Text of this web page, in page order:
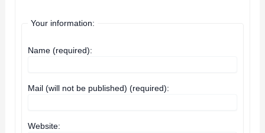
Your information:
Name (required):
Mail (will not be published) (required):
Website: